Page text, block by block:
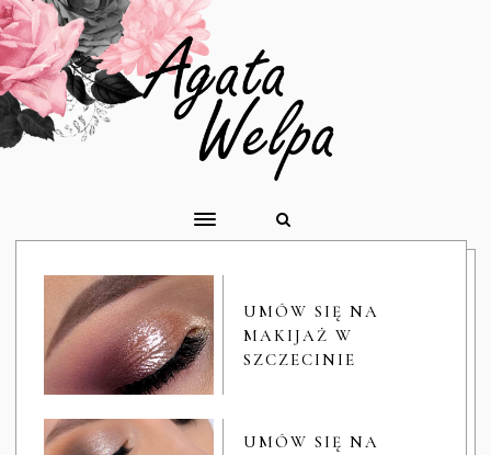
UMÓW SIĘ NA
MAKIJAŻ W
SZCZECINIE
UMÓW SIĘ NA